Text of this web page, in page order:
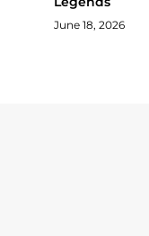
June 18, 2026